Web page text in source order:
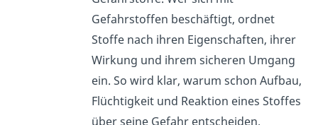
Gefahrstoffen beschäftigt, ordnet
Stoffe nach ihren Eigenschaften, ihrer
Wirkung und ihrem sicheren Umgang
ein. So wird klar, warum schon Aufbau,
Flüchtigkeit und Reaktion eines Stoffes
über seine Gefahr entscheiden.